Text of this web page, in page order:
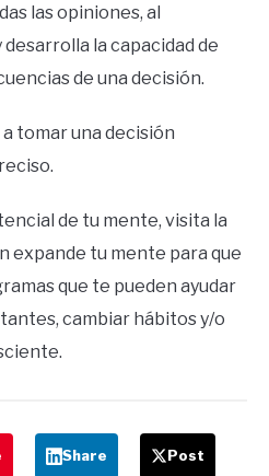
las opiniones, al
la capacidad de
de una decisión.
tomar una decisión
de tu mente, visita la
expande tu mente para que
que te pueden ayudar
cambiar hábitos y/o
Share Post